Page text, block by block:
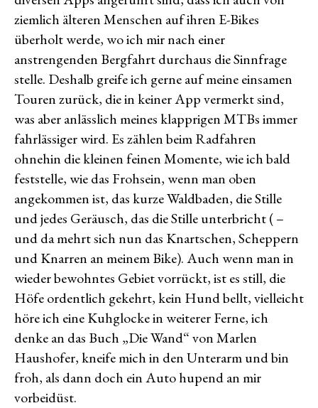
ziemlich älteren Menschen auf ihren E-Bikes
überholt werde, wo ich mir nach einer
anstrengenden Bergfahrt durchaus die Sinnfrage
stelle. Deshalb greife ich gerne auf meine einsamen
Touren zurück, die in keiner App vermerkt sind,
was aber anlässlich meines klapprigen MTBs immer
fahrlässiger wird. Es zählen beim Radfahren
ohnehin die kleinen feinen Momente, wie ich bald
feststelle, wie das Frohsein, wenn man oben
angekommen ist, das kurze Waldbaden, die Stille
und jedes Geräusch, das die Stille unterbricht ( –
und da mehrt sich nun das Knartschen, Scheppern
und Knarren an meinem Bike). Auch wenn man in
wieder bewohntes Gebiet vorrückt, ist es still, die
Höfe ordentlich gekehrt, kein Hund bellt, vielleicht
höre ich eine Kuhglocke in weiterer Ferne, ich
denke an das Buch „Die Wand“ von Marlen
Haushofer, kneife mich in den Unterarm und bin
froh, als dann doch ein Auto hupend an mir
vorbeidüst.